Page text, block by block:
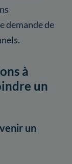
demande de
à
un
un